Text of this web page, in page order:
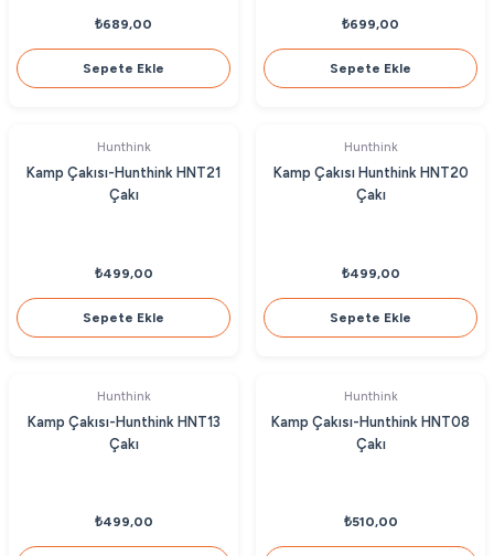
₺689,00
Sepete Ekle
₺699,00
Sepete Ekle
Hunthink
Kamp Çakısı-Hunthink HNT21
Çakı
₺499,00
Sepete Ekle
Hunthink
Kamp Çakısı Hunthink HNT20
Çakı
₺499,00
Sepete Ekle
Hunthink
Kamp Çakısı-Hunthink HNT13
Çakı
₺499,00
Hunthink
Kamp Çakısı-Hunthink HNT08
Çakı
₺510,00